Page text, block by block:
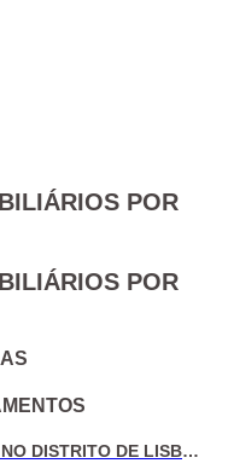
POR
POR
VENDA DE MORADIAS NO DISTRITO DE LISBOA